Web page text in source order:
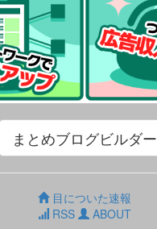
まとめブログビルダー
目についた速報
RSS
ABOUT